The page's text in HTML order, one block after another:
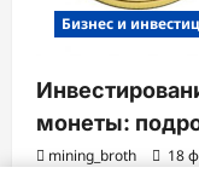
Бизнес и
монеты:
mining_broth 18